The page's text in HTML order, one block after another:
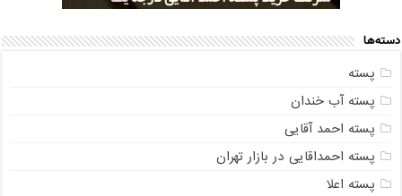
دسته‌ها
پسته
پسته آب خندان
پسته احمد آقایی
پسته احمداقایی در بازار تهران
پسته اعلا